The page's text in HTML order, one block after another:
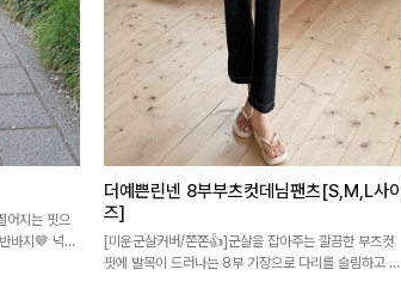
어지는 핏으
바지🤎 넉넉
더예쁜린넨 8부부츠컷데님팬츠[S,M,L사이
즈]
[미운군살커버/쫀쫀👍]군살을 잡아주는 깔끔한 부츠컷
핏에 발목이 드러나는 8부 기장으로 다리를 슬림하고 길